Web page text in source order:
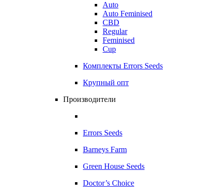
Auto
Auto Feminised
CBD
Regular
Feminised
Cup
Комплекты Errors Seeds
Крупный опт
Производители
Errors Seeds
Barneys Farm
Green House Seeds
Doctor’s Choice